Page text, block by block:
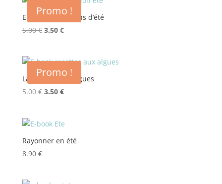
était :
12.00 €.
est :
6.00 €.
Promo !
E-book Inspirations d’été
5.00€ Le
était :
5.00 €.
3.50 €Le
est :
3.50 €.
Promo !
La crusine des algues
5.00€ Le
était :
3.50 €Le
est :
3.50 €.
Rayonner en été
8.90 €